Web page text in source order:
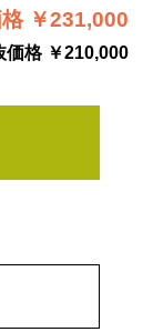
￥231,000
価格 ￥210,000